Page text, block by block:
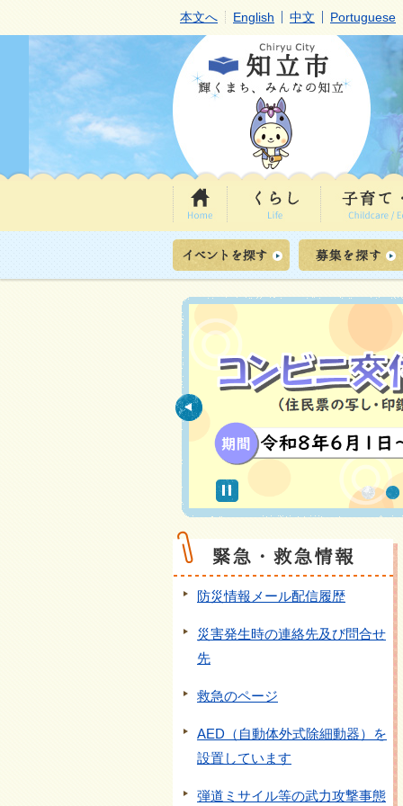
本文へ English 中文 Portuguese
枚
目
ス
防災情報メール配信履歴
災害発生時の連絡先及び問合せ
先
救急のページ
AED（自動体外式除細動器）を
設置しています
弾道ミサイル等の武力攻撃事態